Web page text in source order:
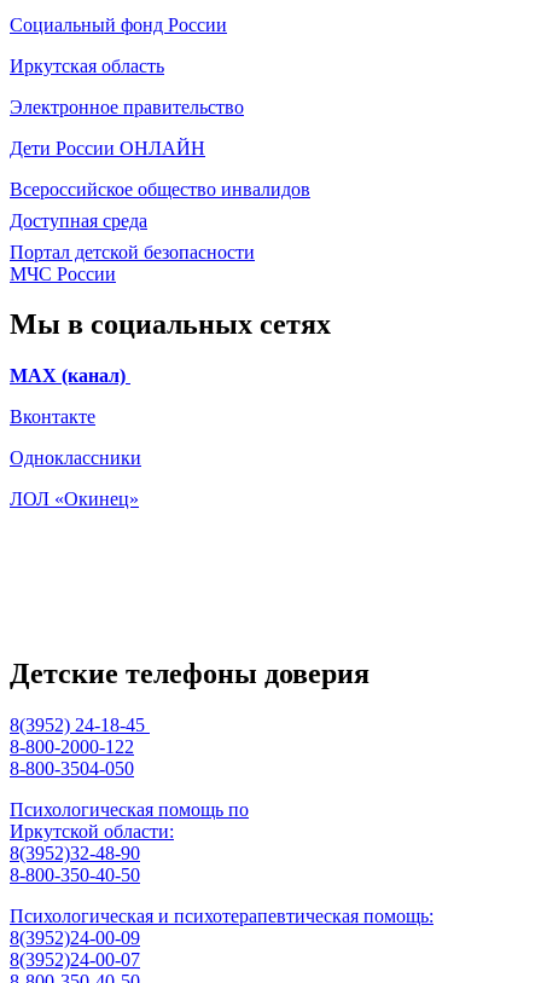
Социальный фонд России
Иркутская область
Электронное правительство
Дети России ОНЛАЙН
Всероссийское общество инвалидов
Доступная среда
Портал детской безопасности
МЧС России
Мы в социальных сетях
МАХ (канал)
Вконтакте
Одноклассники
ЛОЛ «Окинец»
Детские телефоны доверия
8(3952) 24-18-45
8-800-2000-122
8-800-3504-050
Психологическая помощь по
Иркутской области:
8(3952)32-48-90
8-800-350-40-50
Психологическая и психотерапевтическая помощь:
8(3952)24-00-09
8(3952)24-00-07